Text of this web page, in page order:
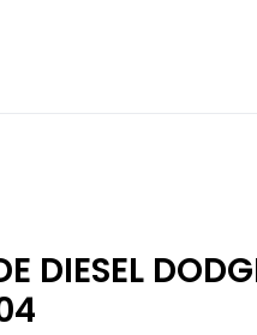
DIESEL